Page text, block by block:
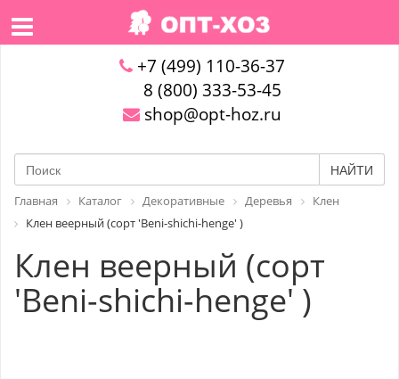
+7 (499) 110-36-37
8 (800) 333-53-45
shop@opt-hoz.ru
НАЙТИ
Главная Каталог Декоративные Деревья
Клен
Клен веерный (сорт 'Beni-shichi-henge' )
Клен веерный (сорт
'Beni-shichi-henge' )